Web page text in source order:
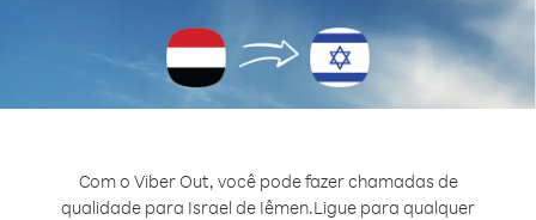
Com o Viber Out, você pode fazer chamadas de
qualidade para Israel de Iêmen.Ligue para qualquer